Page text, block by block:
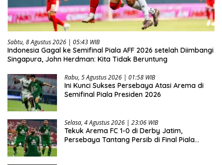
Sabtu, 8 Agustus 2026 | 05:43 WIB
Indonesia Gagal ke Semifinal Piala AFF 2026 setelah Diimbangi
Singapura, John Herdman: Kita Tidak Beruntung
Rabu, 5 Agustus 2026 | 01:58 WIB
Ini Kunci Sukses Persebaya Atasi Arema di
Semifinal Piala Presiden 2026
Selasa, 4 Agustus 2026 | 23:06 WIB
Tekuk Arema FC 1-0 di Derby Jatim,
Persebaya Tantang Persib di Final Piala